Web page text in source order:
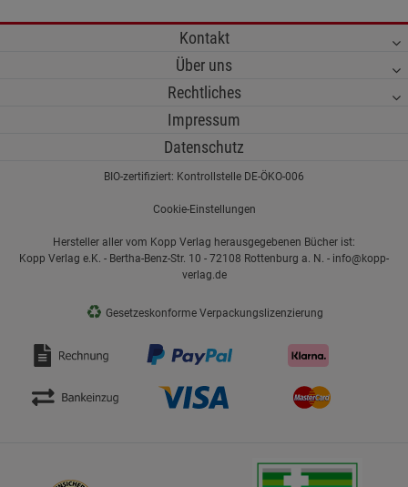
Kontakt
Über uns
Rechtliches
Impressum
Datenschutz
BIO-zertifiziert: Kontrollstelle DE-ÖKO-006
Cookie-Einstellungen
Hersteller aller vom Kopp Verlag herausgegebenen Bücher ist:
Kopp Verlag e.K. - Bertha-Benz-Str. 10 - 72108 Rottenburg a. N. - info@kopp-
verlag.de
♻ Gesetzeskonforme Verpackungslizenzierung